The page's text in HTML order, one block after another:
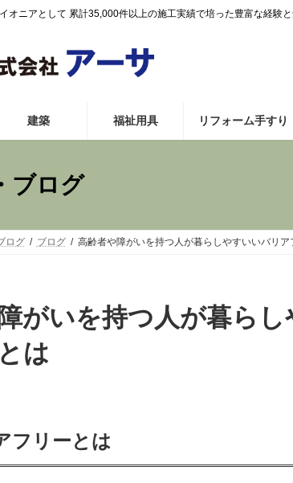
オニアとして 累計35,000件以上の施工実績で培った豊富な経験
建築 福祉用具 リフォーム手すり
ブログ
ログ ブログ 高齢者や障がいを持つ人が暮らしやすいいバリア
がいを持つ人が暮ら
は
フリーとは